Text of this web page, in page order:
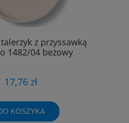
z przyssawką
1482/04 beżowy
17,76 zł
KOSZYKA